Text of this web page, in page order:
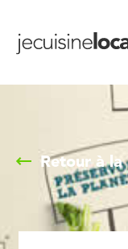
Retour à